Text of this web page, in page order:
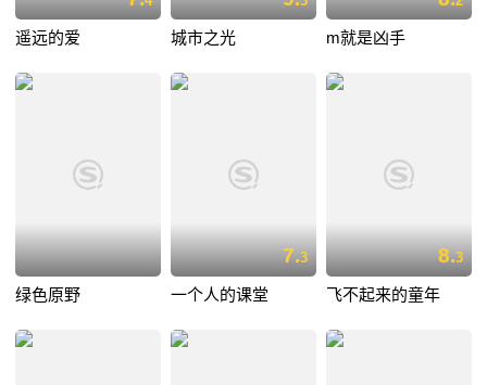
遥远的爱 城市之光 m就是凶手
绿色原野
7.3
一个人的课堂
8.3
飞不起来的童年